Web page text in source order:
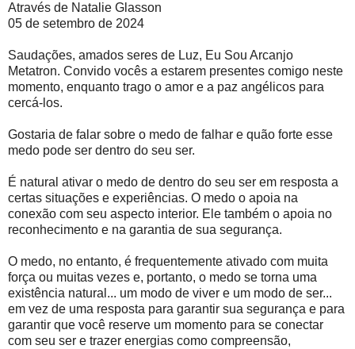
Através de Natalie Glasson
05 de setembro de 2024
Saudações, amados seres de Luz, Eu Sou Arcanjo
Metatron. Convido vocês a estarem presentes comigo neste
momento, enquanto trago o amor e a paz angélicos para
cercá-los.
Gostaria de falar sobre o medo de falhar e quão forte esse
medo pode ser dentro do seu ser.
É natural ativar o medo de dentro do seu ser em resposta a
certas situações e experiências. O medo o apoia na
conexão com seu aspecto interior. Ele também o apoia no
reconhecimento e na garantia de sua segurança.
O medo, no entanto, é frequentemente ativado com muita
força ou muitas vezes e, portanto, o medo se torna uma
existência natural... um modo de viver e um modo de ser...
em vez de uma resposta para garantir sua segurança e para
garantir que você reserve um momento para se conectar
com seu ser e trazer energias como compreensão,